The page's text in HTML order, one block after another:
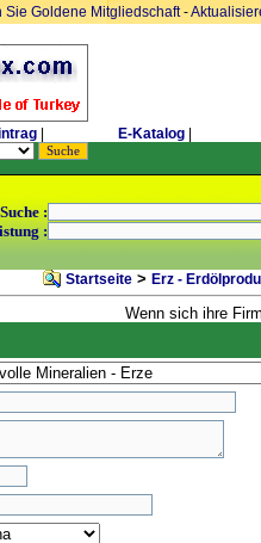
Sie Goldene Mitgliedschaft-
E-Katalog
:
:
Startseite > Erz -
Wenn sich ihre